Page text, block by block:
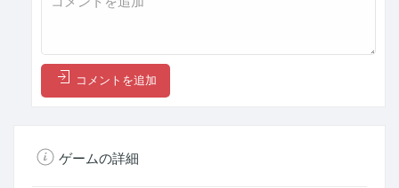
コメントを追加
ゲームの詳細